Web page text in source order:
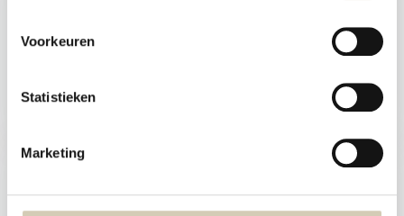
Voorkeuren
Statistieken
Marketing
Bouillon Powder Chicken Flavour
BioToday Bouillon powder Chicken flavour